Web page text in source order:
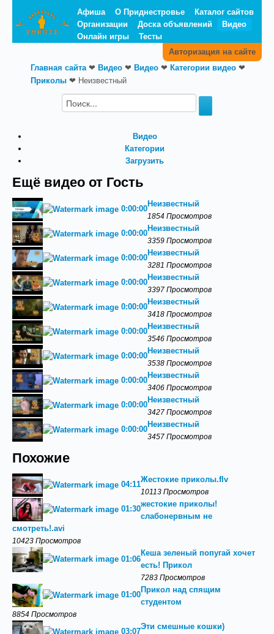
Афиша О Приднестровье
Каталог сайтов
Организации
Доска объявлений
Видео
Онлайн игры
Тесты
Авторизация на сайте
Главная сайта❤ Видео ❤ Видео ❤ Категории видео ❤
Приколы ❤ Неизвестный
Видео
Категории
Загрузить
Ещё видео от Гость
0:00:00
Неизвестный
1854 Просмотров
0:00:00
Неизвестный
3359 Просмотров
0:00:00
Неизвестный
3281 Просмотров
0:00:00
Неизвестный
3397 Просмотров
0:00:00
Неизвестный
3418 Просмотров
0:00:00
Неизвестный
3546 Просмотров
0:00:00
Неизвестный
3538 Просмотров
0:00:00
Неизвестный
3406 Просмотров
0:00:00
Неизвестный
3427 Просмотров
0:00:00
Неизвестный
3457 Просмотров
Похожие
04:11
Жестокие приколы.flv
10113 Просмотров
01:30
жестокие приколы!
слабонервным не
смотреть!.avi
10423 Просмотров
01:06
Кеша зеленый попугай хочет
есть! Прикол
7283 Просмотров
01:00
Прикол над спящим
студентом
8854 Просмотров
03:07
Эти смешные кошки)